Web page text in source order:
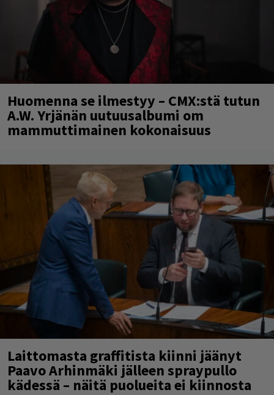
Huomenna se ilmestyy – CMX:stä tutun
A.W. Yrjänän uutuusalbumi om
mammuttimainen kokonaisuus
Laittomasta graffitista kiinni jäänyt
Paavo Arhinmäki jälleen spraypullo
kädessä – näitä puolueita ei kiinnosta